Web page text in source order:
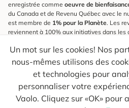
Un mot sur les cookies! Nos
nous-mêmes utilisons des
et technologies pour
personnaliser votre
Vaolo. Cliquez sur «OK» pour
enregistrée comme oeuvre de
du Canada et de Revenu Québec avec le
est membre de 1% pour la Planète. Les
reviennent à 100% aux initiatives dans les
S'inscrire à l'infolettre
Pour connaître les nouveautés, suivre
astuces pour des voyages plus conscients.
Ton courriel